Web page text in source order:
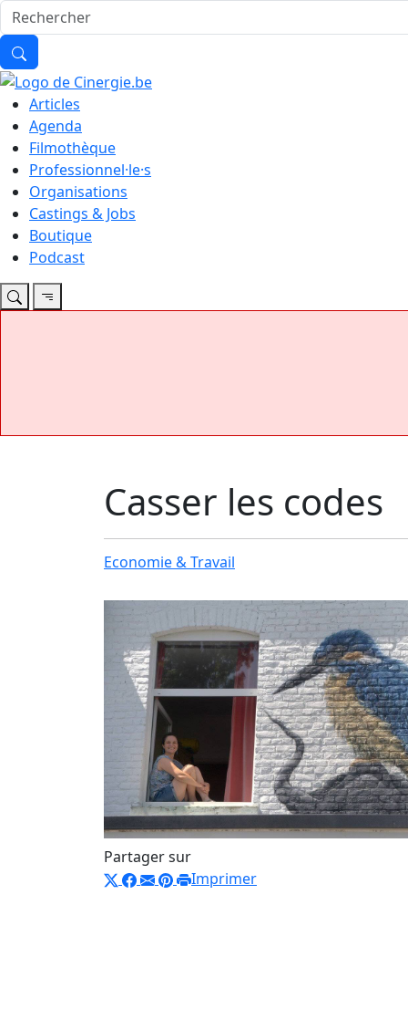
Articles
Agenda
Filmothèque
Professionnel·le·s
Organisations
Castings & Jobs
Boutique
Podcast
Casser les codes
Economie & Travail
Partager sur
Imprimer